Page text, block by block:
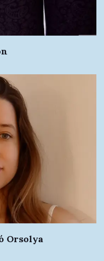
Orsolya